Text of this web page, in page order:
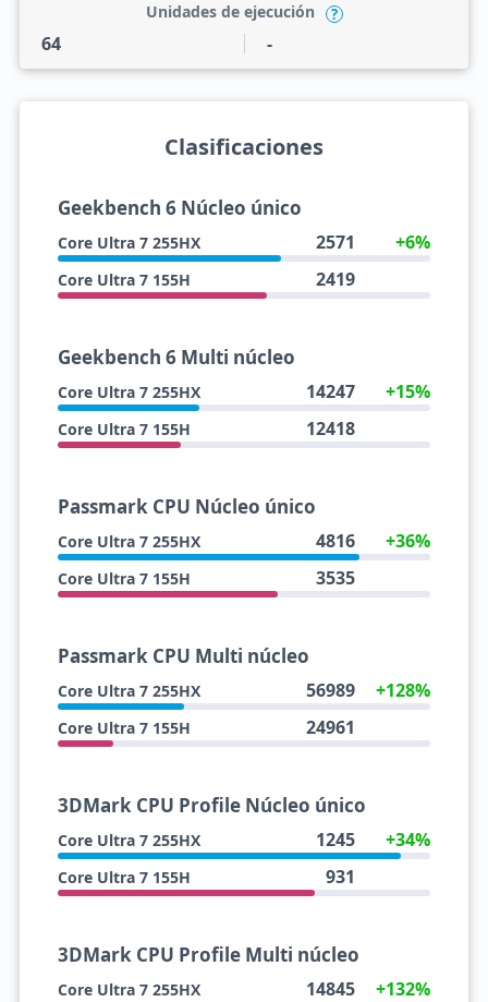
64
Unidades de ejecución ?
-
Clasificaciones
Geekbench 6 Núcleo único
Core Ultra 7 255HX 2571 +6%
Core Ultra 7 155H 2419
Geekbench 6 Multi núcleo
Core Ultra 7 255HX 14247 +15%
Core Ultra 7 155H 12418
Passmark CPU Núcleo único
Core Ultra 7 255HX 4816 +36%
Core Ultra 7 155H 3535
Passmark CPU Multi núcleo
Core Ultra 7 255HX 56989 +128%
Core Ultra 7 155H 24961
3DMark CPU Profile Núcleo único
Core Ultra 7 255HX 1245 +34%
Core Ultra 7 155H 931
3DMark CPU Profile Multi núcleo
Core Ultra 7 255HX 14845 +132%